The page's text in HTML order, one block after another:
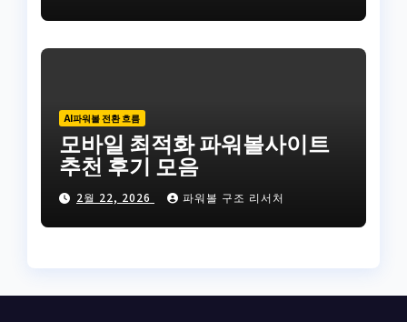
AI파워볼 전환 흐름
모바일 최적화 파워볼사이트
추천 후기 모음
2월 22, 2026 파워볼 구조 리서처